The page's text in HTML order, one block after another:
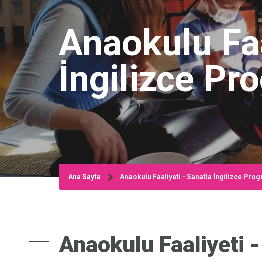
Anaokulu
İngilizce
Ana Sayfa Anaokulu Faaliyeti - Sanatla İngilizce
Anaokulu Faaliyeti